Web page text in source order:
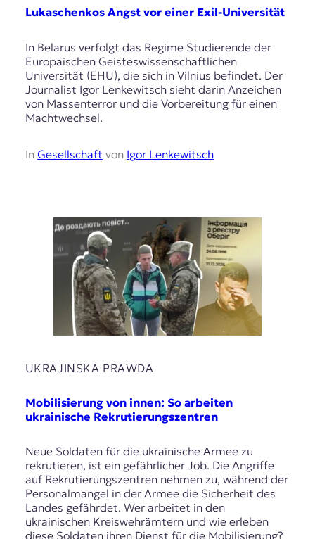
Lukaschenkos Angst vor einer Exil-Universität
In Belarus verfolgt das Regime Studierende der
Europäischen Geisteswissenschaftlichen
Universität (EHU), die sich in Vilnius befindet. Der
Journalist Igor Lenkewitsch sieht darin Anzeichen
von Massenterror und die Vorbereitung für einen
Machtwechsel.
In Gesellschaft von Igor Lenkewitsch
UKRAJINSKA PRAWDA
Mobilisierung von innen: So arbeiten
ukrainische Rekrutierungszentren
Neue Soldaten für die ukrainische Armee zu
rekrutieren, ist ein gefährlicher Job. Die Angriffe
auf Rekrutierungszentren nehmen zu, während der
Personalmangel in der Armee die Sicherheit des
Landes gefährdet. Wer arbeitet in den
ukrainischen Kreiswehrämtern und wie erleben
diese Soldaten ihren Dienst für die Mobilisierung?